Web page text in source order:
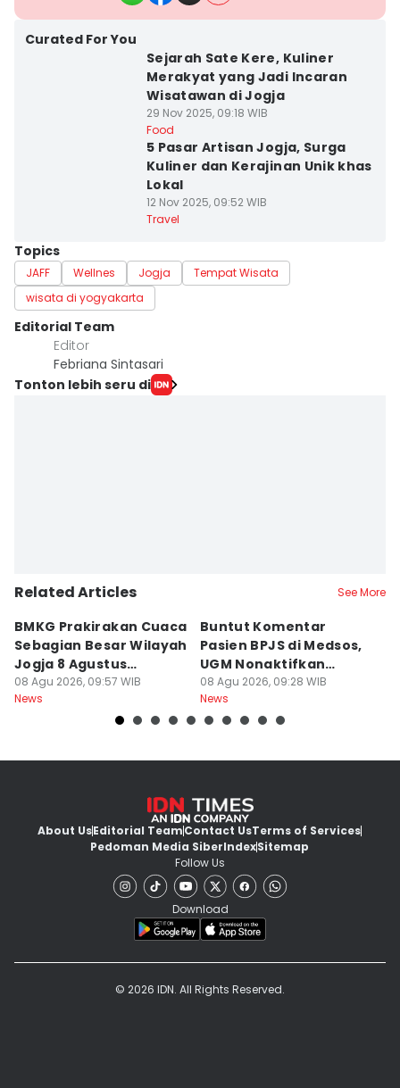
Curated For You
Sejarah Sate Kere, Kuliner
Merakyat yang Jadi Incaran
Wisatawan di Jogja
29 Nov 2025, 09:18 WIB
Food
5 Pasar Artisan Jogja, Surga
Kuliner dan Kerajinan Unik khas
Lokal
12 Nov 2025, 09:52 WIB
Travel
Topics
JAFF Wellnes Jogja
Tempat Wisata
wisata di yogyakarta
Editorial Team
Editor
Febriana Sintasari
Tonton lebih seru di
Related Articles See More
BMKG Prakirakan Cuaca
Sebagian Besar Wilayah
Jogja 8 Agustus
Berawan
08 Agu 2026, 09:57 WIB
News
Buntut Komentar
Pasien BPJS di Medsos,
UGM Nonaktifkan
Dokter PPDS
08 Agu 2026, 09:28 WIB
News
About UsEditorial TeamContact UsTerms of Services
Pedoman Media SiberIndexSitemap
Follow Us
Download
© 2026 IDN. All Rights Reserved.